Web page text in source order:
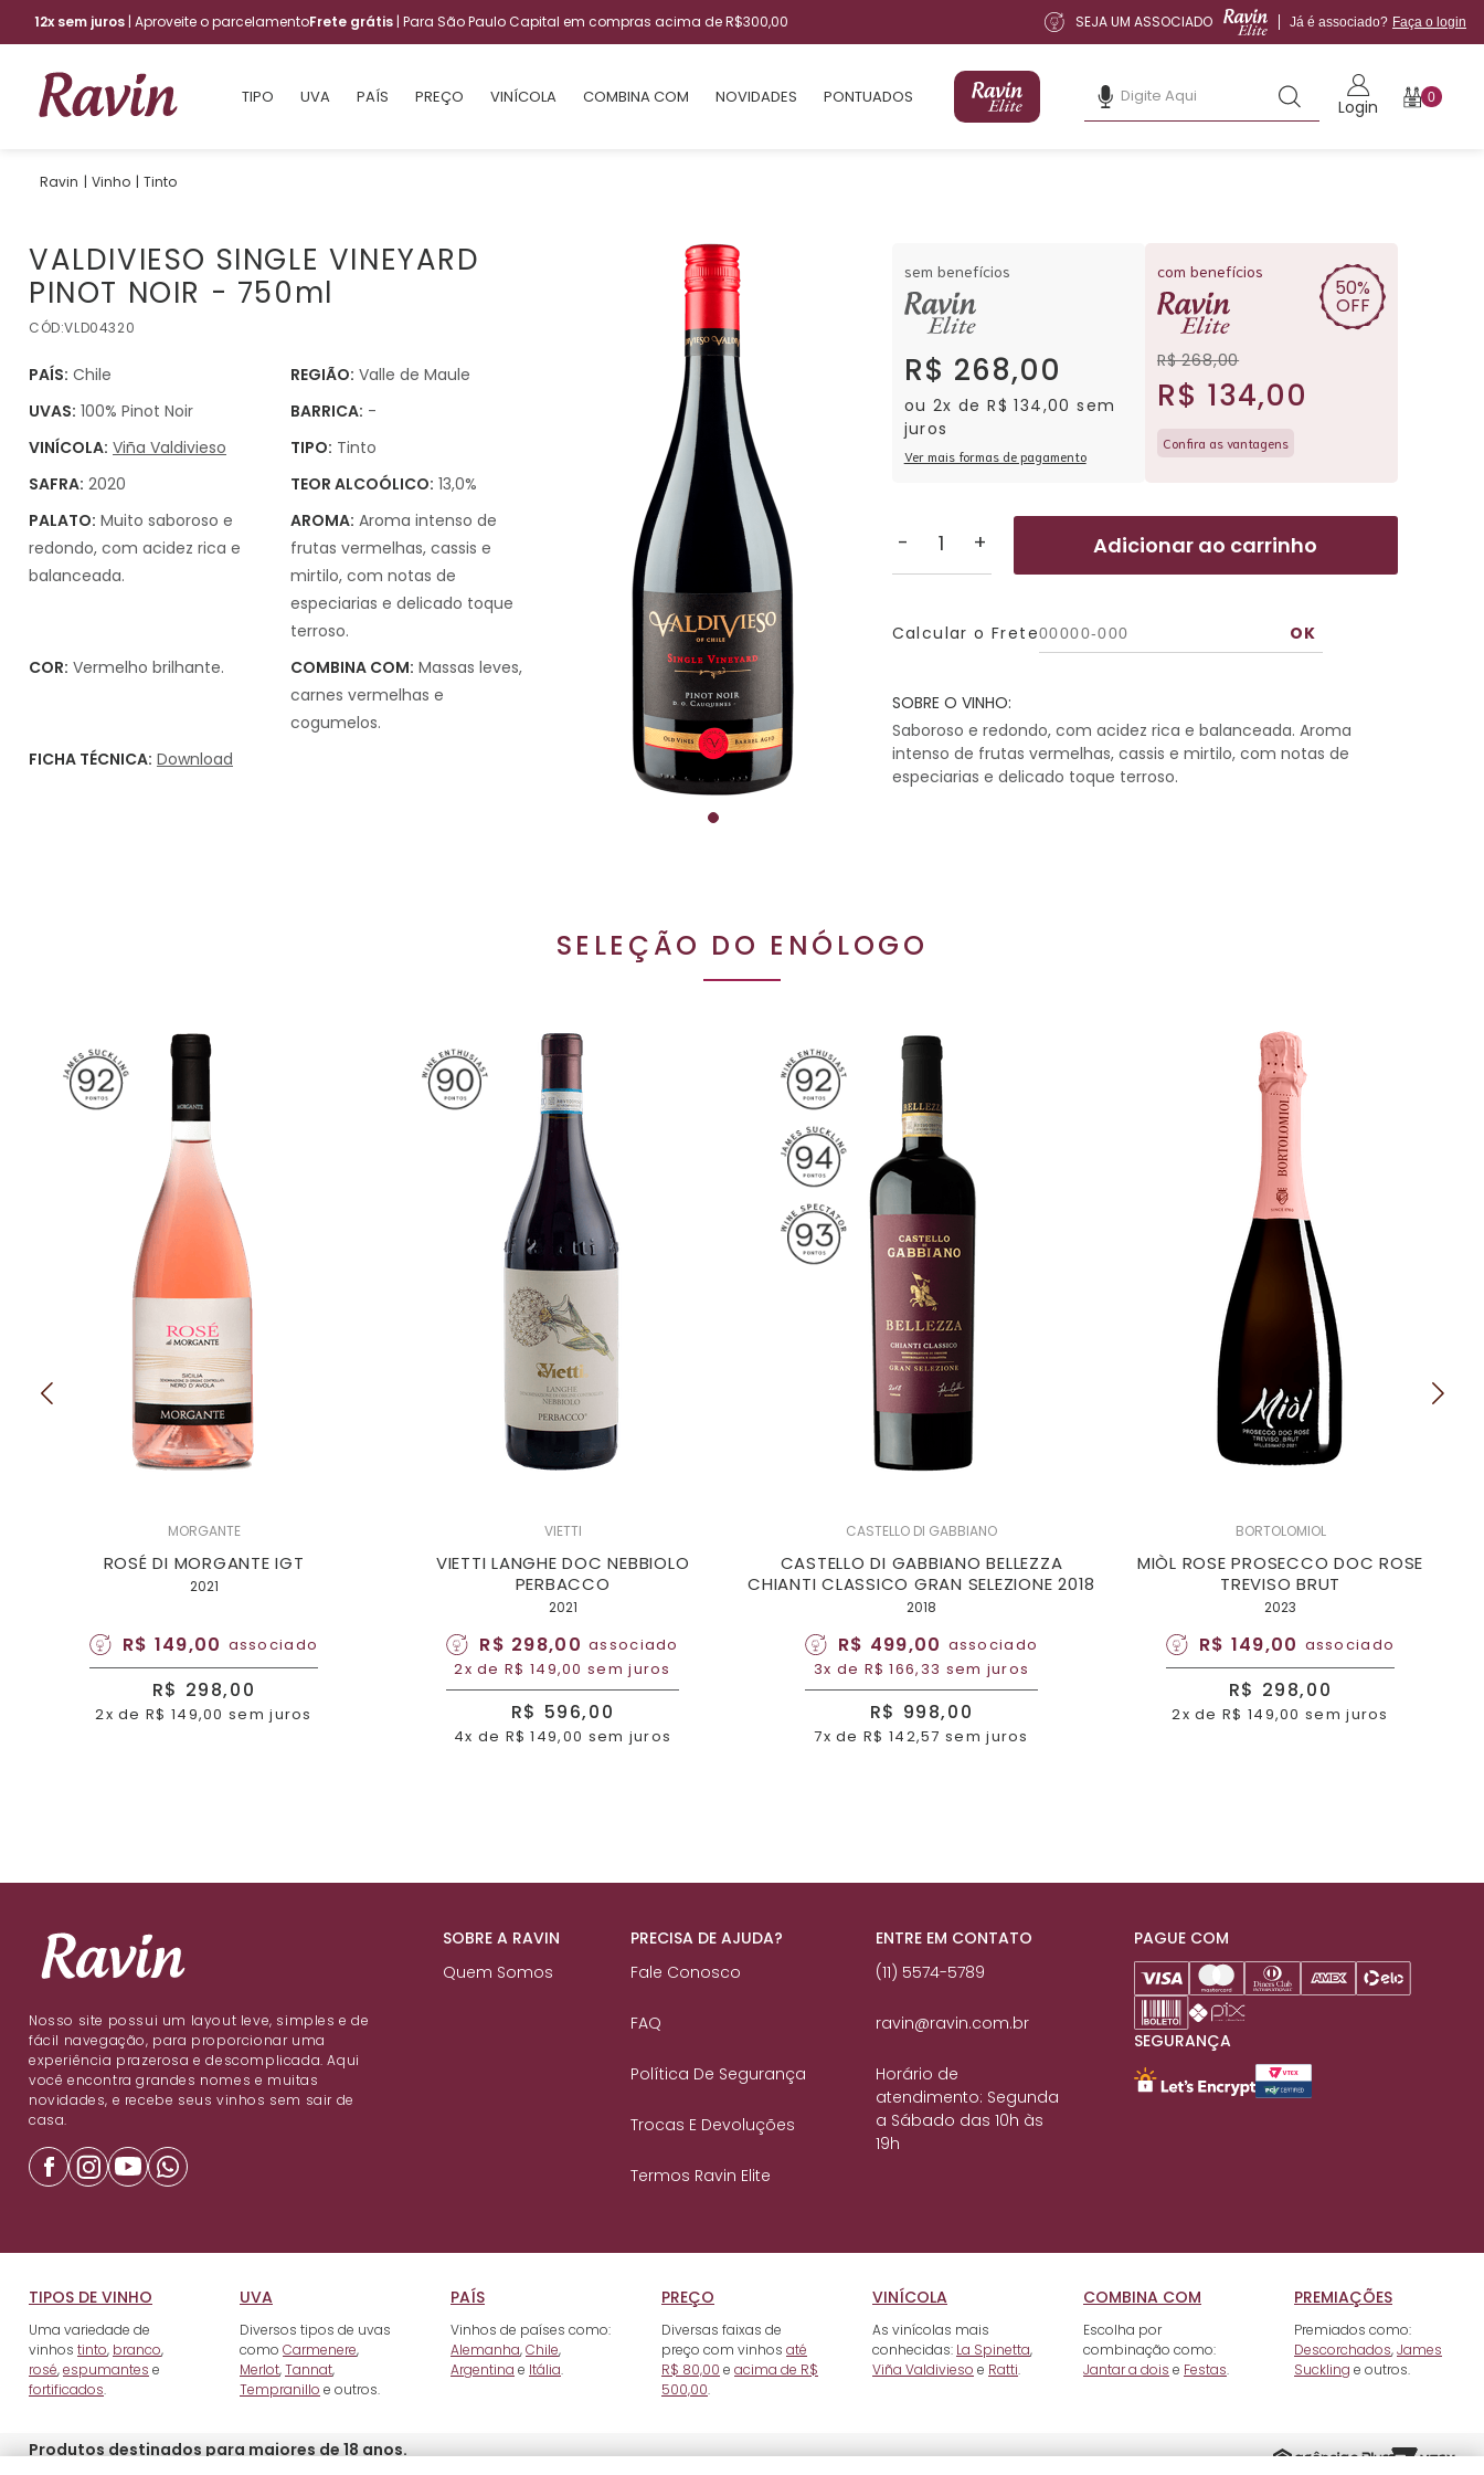
12x sem juros | Aproveite o parcelamentoFrete grátis | Para São Paulo Capital em compras acima de R$300,00 SEJA UM ASSOCIADO Já é associado? Faça o login
TIPO UVA PAÍS PREÇO VINÍCOLA COMBINA COM NOVIDADES PONTUADOS Login 0
Vinho Tinto
VALDIVIESO SINGLE VINEYARD
PINOT NOIR - 750ml
CÓD:VLD04320
VINÍCOLA: Viña Valdivieso
PAÍS: Chile
SAFRA: 2020 TEOR ALCOÓLICO: 13,0%
BARRICA: -
COR: Vermelho brilhante.
AROMA: Aroma intenso de
frutas vermelhas, cassis e
mirtilo, com notas de
especiarias e delicado toque
terroso.
PALATO: Muito saboroso e
redondo, com acidez rica e
balanceada.
COMBINA COM: Massas leves,
carnes vermelhas e
cogumelos.
UVAS: 100% Pinot Noir
TIPO: Tinto
REGIÃO: Valle de Maule
FICHA TÉCNICA: Download
sem benefícios
R$ 268,00
ou 2x de R$ 134,00 sem
juros
Ver mais formas de pagamento
com benefícios
R$ 268,00
R$ 134,00
50%
OFF
Confira as vantagens
- + Adicionar ao carrinho
Calcular o Frete
SOBRE O VINHO:
Saboroso e redondo, com acidez rica e balanceada. Aroma
intenso de frutas vermelhas, cassis e mirtilo, com notas de
especiarias e delicado toque terroso.
SELEÇÃO DO ENÓLOGO
MORGANTE
ROSÉ DI MORGANTE IGT
2021
R$ 149,00 associado
R$ 298,00
2x de R$ 149,00 sem juros
VIETTI
VIETTI LANGHE DOC NEBBIOLO
PERBACCO
2021
R$ 298,00 associado
2x de R$ 149,00 sem juros
R$ 596,00
4x de R$ 149,00 sem juros
CASTELLO DI GABBIANO
CASTELLO DI GABBIANO BELLEZZA
CHIANTI CLASSICO GRAN SELEZIONE 2018
2018
R$ 499,00 associado
3x de R$ 166,33 sem juros
R$ 998,00
7x de R$ 142,57 sem juros
BORTOLOMIOL
MIÒL ROSE PROSECCO DOC ROSE
TREVISO BRUT
2023
R$ 149,00 associado
R$ 298,00
2x de R$ 149,00 sem juros
Nosso site possui um layout leve, simples e de
fácil navegação, para proporcionar uma
experiência prazerosa e descomplicada. Aqui
você encontra grandes nomes e muitas
novidades, e recebe seus vinhos sem sair de
casa.
SOBRE A RAVIN
Quem Somos
PRECISA DE AJUDA?
Fale Conosco
FAQ
Política De Segurança
Trocas E Devoluções
Termos Ravin Elite
ENTRE EM CONTATO
(11) 5574-5789
ravin@ravin.com.br
Horário de
atendimento: Segunda
a Sábado das 10h às
19h
PAGUE COM
SEGURANÇA
TIPOS DE VINHO
Uma variedade de
vinhos tinto, branco,
rosé,espumantes e
fortificados.
UVA
Diversos tipos de uvas
como Carmenere,
Merlot,Tannat,
Tempranillo e outros.
PAÍS
Vinhos de países como:
Alemanha,Chile,
Argentina e Itália.
PREÇO
Diversas faixas de
preço com vinhos até
R$ 80,00 e acima de R$
500,00.
VINÍCOLA
As vinícolas mais
conhecidas: La Spinetta,
Viña Valdivieso e Ratti.
COMBINA COM
Escolha por
combinação como:
Jantar a dois e Festas.
PREMIAÇÕES
Premiados como:
Descorchados,James
Suckling e outros.
Produtos destinados para maiores de 18 anos.